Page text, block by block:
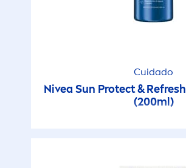
Cuidado
NiveaSun Protect& Refresh
(200ml)